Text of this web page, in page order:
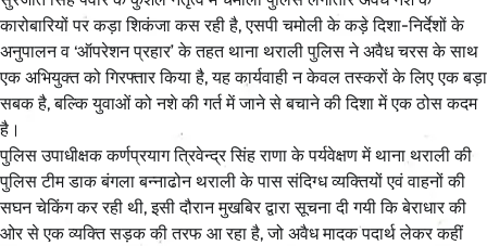
कारोबारियों पर कड़ा शिकंजा कस रही है, एसपी चमोली के कड़े दिशा-निर्देशों के
अनुपालन व ‘ऑपरेशन प्रहार’ के तहत थाना थराली पुलिस ने अवैध चरस के साथ
एक अभियुक्त को गिरफ्तार किया है, यह कार्यवाही न केवल तस्करों के लिए एक बड़ा
सबक है, बल्कि युवाओं को नशे की गर्त में जाने से बचाने की दिशा में एक ठोस कदम
है।
पुलिस उपाधीक्षक कर्णप्रयाग त्रिवेन्द्र सिंह राणा के पर्यवेक्षण में थाना थराली की
पुलिस टीम डाक बंगला बन्नाढोन थराली के पास संदिग्ध व्यक्तियों एवं वाहनों की
सघन चेकिंग कर रही थी, इसी दौरान मुखबिर द्वारा सूचना दी गयी कि बेराधार की
ओर से एक व्यक्ति सड़क की तरफ आ रहा है, जो अवैध मादक पदार्थ लेकर कहीं